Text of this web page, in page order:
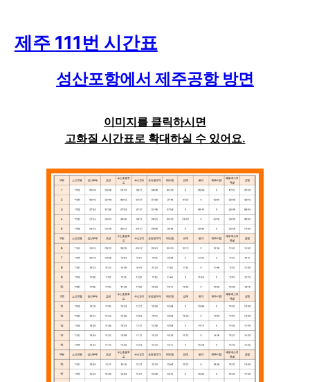
제주 111번 시간표
성산포항에서 제주공항방면
이미지를 클릭하시면
고화질 시간표로 확대하실 수 있어요.